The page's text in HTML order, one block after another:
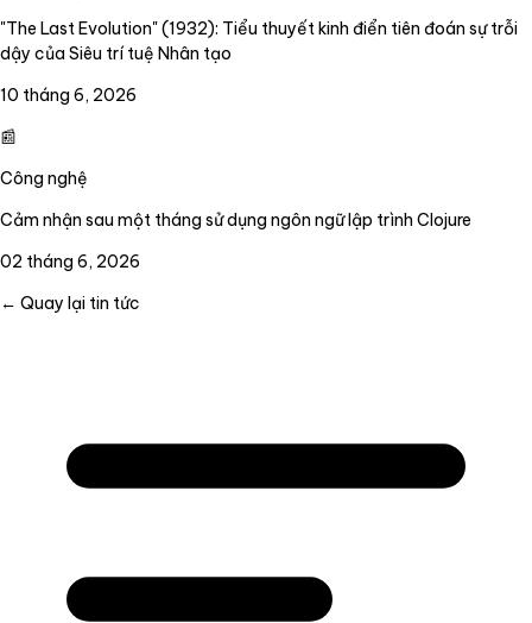
"The Last Evolution" (1932): Tiểu thuyết kinh điển tiên đoán sự trỗi
dậy của Siêu trí tuệ Nhân tạo
10 tháng 6, 2026
📰
Công nghệ
Cảm nhận sau một tháng sử dụng ngôn ngữ lập trình Clojure
02 tháng 6, 2026
← Quay lại tin tức